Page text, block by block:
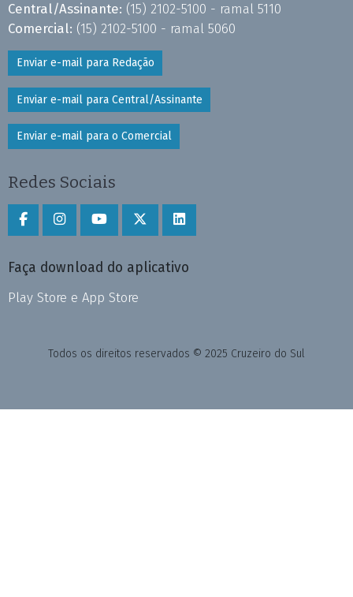
Central/Assinante: (15) 2102-5100 - ramal 5110
Comercial: (15) 2102-5100 - ramal 5060
Enviar e-mail para Redação
Enviar e-mail para Central/Assinante
Enviar e-mail para o Comercial
Redes Sociais
Faça download do aplicativo
Play Store e App Store
Todos os direitos reservados © 2025 Cruzeiro do Sul